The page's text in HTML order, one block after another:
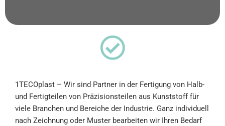
1TECOplast – Wir sind Partner in der Fertigung von Halb-
und Fertigteilen von Präzisionsteilen aus Kunststoff für
viele Branchen und Bereiche der Industrie. Ganz individuell
nach Zeichnung oder Muster bearbeiten wir Ihren Bedarf